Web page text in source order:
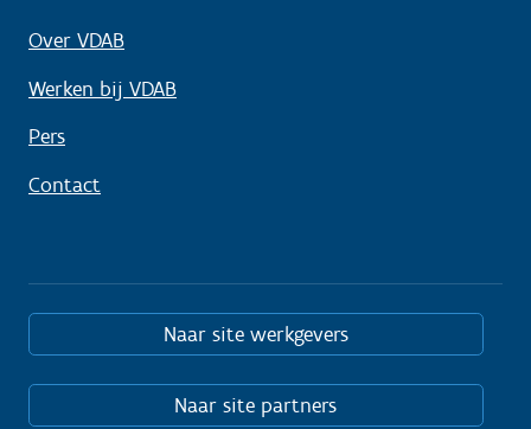
Over VDAB
Werken bij VDAB
Pers
Contact
Naar site werkgevers
Naar site partners